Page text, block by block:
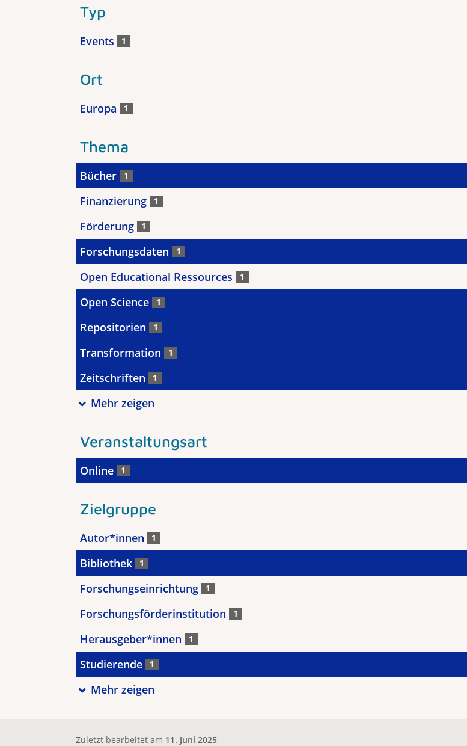
Typ
Events 1
Ort
Europa 1
Thema
Bücher 1
Finanzierung 1
Förderung 1
Forschungsdaten 1
Open Educational Ressources 1
Open Science 1
Repositorien 1
Transformation 1
Zeitschriften 1
Mehr zeigen
Veranstaltungsart
Online 1
Zielgruppe
Autor*innen 1
Bibliothek 1
Forschungseinrichtung 1
Forschungsförderinstitution 1
Herausgeber*innen 1
Studierende 1
Mehr zeigen
Zuletzt bearbeitet am 11. Juni 2025